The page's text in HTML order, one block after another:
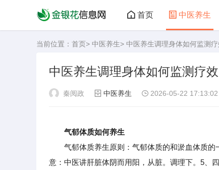
首页 中医养生
当前位置： 首页> 中医养生> 中医养生调理身体如何监测疗
中医养生调理身体如何监测疗效
秦阅政 中医养生 2026-05-22 17:13:02
气郁体质如何养生
气郁体质养生原则：气郁体质的和淤血体质的
意：中医讲肝脏体阴而用阳，从脏。调理下。5、